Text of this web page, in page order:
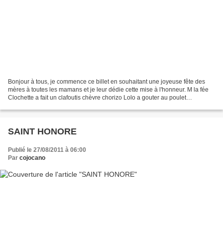
Bonjour à tous, je commence ce billet en souhaitant une joyeuse fête des
mères à toutes les mamans et je leur dédie cette mise à l'honneur. M la fée
Clochette a fait un clafoutis chèvre chorizo Lolo a gouter au poulet
SAINT HONORE
Publié le 27/08/2011 à 06:00
Par cojocano